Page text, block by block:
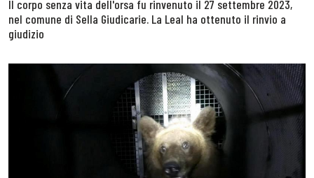
Il corpo senza vita dell'orsa fu rinvenuto il 27 settembre 2023,
nel comune di Sella Giudicarie. La Leal ha ottenuto il rinvio a
giudizio